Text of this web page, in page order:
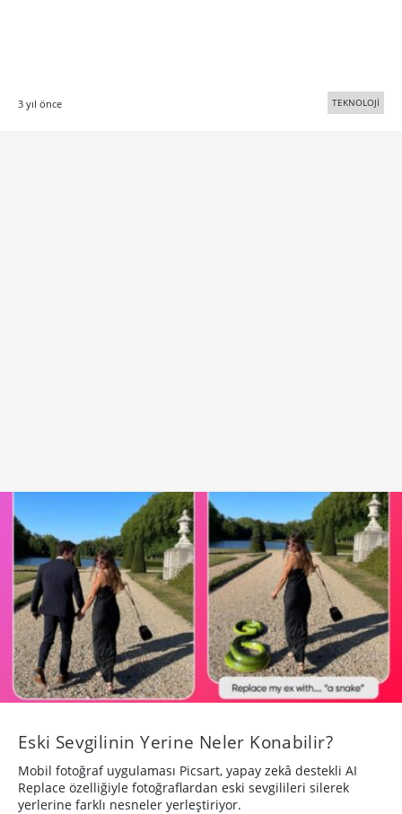
3 yıl önce TEKNOLOJİ
Eski Sevgilinin Yerine Neler Konabilir?
Mobil fotoğraf uygulaması Picsart, yapay zekâ destekli AI
Replace özelliğiyle fotoğraflardan eski sevgilileri silerek
yerlerine farklı nesneler yerleştiriyor.